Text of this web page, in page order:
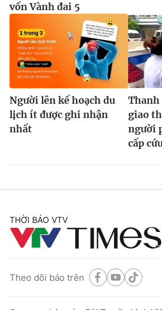
vốn Vành đai 5
Người lên kế hoạch du
lịch ít được ghi nhận
nhất
Thanh
giao
người
cấp
THỜI BÁO VTV
Theo dõi báo trên